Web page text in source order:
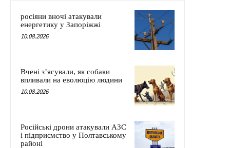
росіяни вночі атакували
енергетику у Запоріжжі
10.08.2026
Вчені з’ясували, як собаки
впливали на еволюцію людини
10.08.2026
Російські дрони атакували АЗС
і підприємство у Полтавському
районі